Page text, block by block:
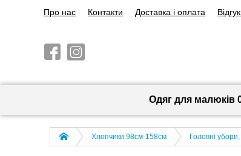
Про нас Контакти Доставка і оплата
Одяг для малюків
Хлопчики 98см-158см Головні